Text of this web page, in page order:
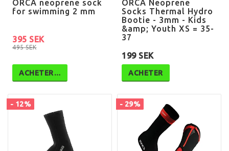
ORCA neoprene sock
for swimming 2 mm
495 SEK
395 SEK
ACHETER…
ORCA Neoprene
Socks Thermal Hydro
Bootie - 3mm - Kids
&amp; Youth XS = 35-
37
199 SEK
ACHETER
- 12% - 29%